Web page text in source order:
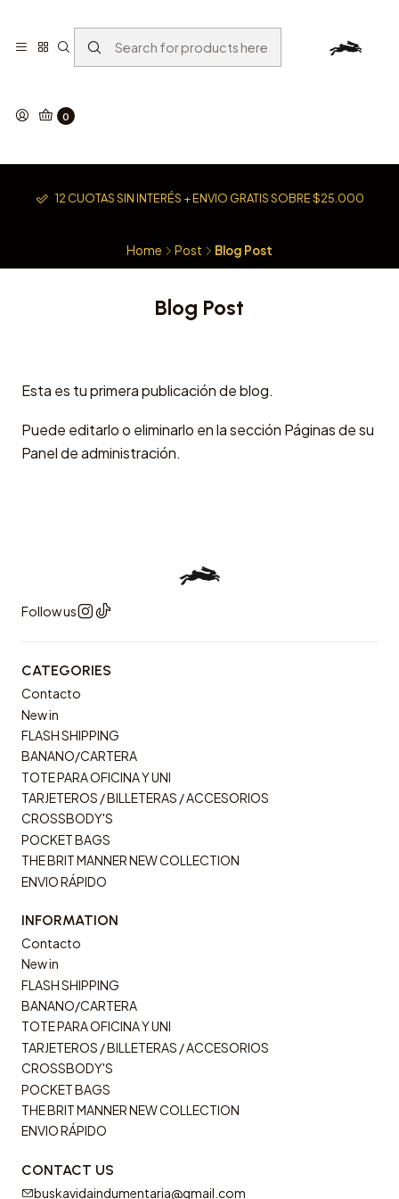
0
12 CUOTAS SIN INTERÉS + ENVIO GRATIS SOBRE $25.000
Home Post Blog Post
Blog Post
Esta es tu primera publicación de blog.
Puede editarlo o eliminarlo en la sección Páginas de su
Panel de administración.
Follow us
CATEGORIES
Contacto
New in
FLASH SHIPPING
BANANO/CARTERA
TOTE PARA OFICINA Y UNI
TARJETEROS / BILLETERAS / ACCESORIOS
CROSSBODY'S
POCKET BAGS
THE BRIT MANNER NEW COLLECTION
ENVIO RÁPIDO
INFORMATION
Contacto
New in
FLASH SHIPPING
BANANO/CARTERA
TOTE PARA OFICINA Y UNI
TARJETEROS / BILLETERAS / ACCESORIOS
CROSSBODY'S
POCKET BAGS
THE BRIT MANNER NEW COLLECTION
ENVIO RÁPIDO
CONTACT US
buskavidaindumentaria@gmail.com